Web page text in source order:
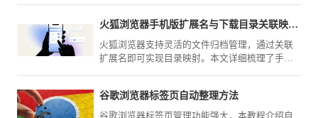
火狐浏览器手机版扩展名与下载目录关联映射与重设
火狐浏览器支持灵活的文件归档管理，通过关联
扩展名即可实现目录映射。本文详细梳理了手动
归档与管理效率。
谷歌浏览器标签页自动整理方法
谷歌浏览器标签页管理功能强大，本教程介绍自